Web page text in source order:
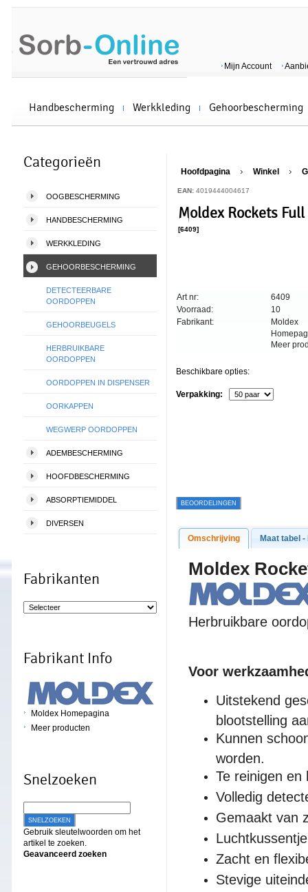
Mijn Account
Handbescherming Werkkleding Gehoorbescherming
Categorieën
OOGBESCHERMING
HANDBESCHERMING
WERKKLEDING
GEHOORBESCHERMING
DETECTEERBARE
OORDOPPEN
GEHOORBEUGELS
HERBRUIKBARE
OORDOPPEN
OORDOPPEN IN DISPENSER
OORKAPPEN
WEGWERP OORDOPPEN
ADEMBESCHERMING
HOOFDBESCHERMING
ABSORPTIEMIDDEL
DIVERSEN
Fabrikanten
Fabrikant Info
Moldex Homepagina
Meer producten
Snelzoeken
SNELZOEKEN
Gebruik sleutelwoorden om het
artikel te zoeken.
Geavanceerd zoeken
Hoofdpagina Winkel
EAN: 4019444004617
Moldex Rockets
[6409]
Art nr:
Voorraad:
Fabrikant:
6409
10
Moldex
Meer
Beschikbare opties:
Verpakking:
BEOORDELINGEN
Omschrijving Maat tabel -
Moldex
Herbruikbare
Voor
Uitstekend
blootstelling
Kunnen
worden.
Te reinigen en
Volledig
Gemaakt van
Zacht en
Stevige